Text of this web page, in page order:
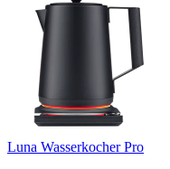
Luna Wasserkocher Pro